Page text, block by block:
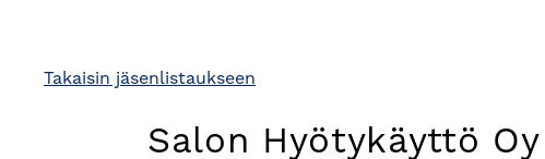
Takaisin jäsenlistaukseen
Salon Hyötykäyttö Oy